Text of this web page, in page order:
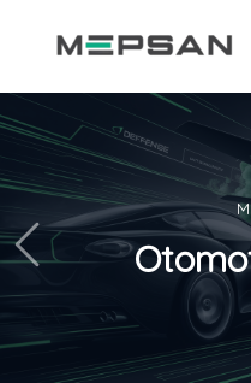
Önceki